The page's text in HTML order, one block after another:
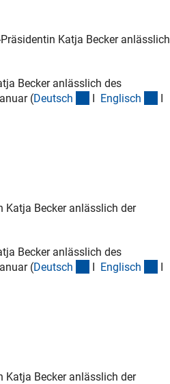
Link)
Präsidentin Katja Becker anlässlich
Becker anlässlich des
(Deutsch (Download)
I Englisch
I
Katja Becker anlässlich der
Becker anlässlich des
(Deutsch (Download)
I Englisch
I
Katja Becker anlässlich der